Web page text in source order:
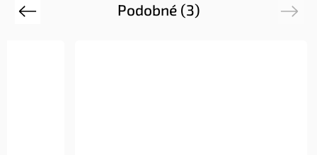
Podobné (3)
Previous Next